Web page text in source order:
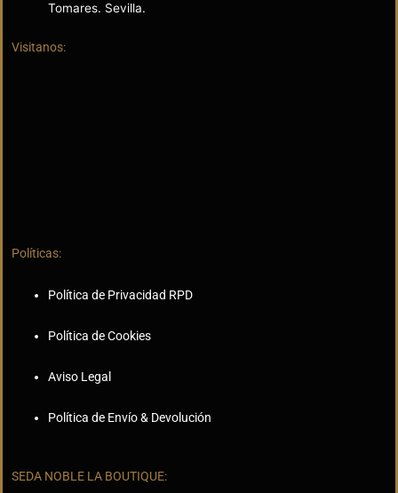
Tomares. Sevilla.
Visitanos:
Políticas:
Política de Privacidad RPD
Política de Cookies
Aviso Legal
Política de Envío & Devolución
SEDA NOBLE LA BOUTIQUE: